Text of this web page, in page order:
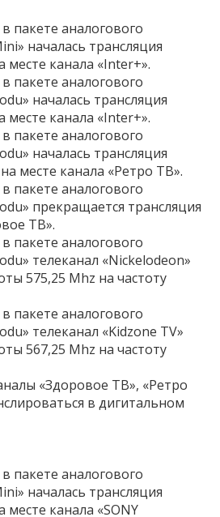
пакете аналогового
началась трансляция
месте канала «Inter+».
пакете аналогового
началась трансляция
месте канала «Inter+».
пакете аналогового
началась трансляция
месте канала «Ретро ТВ».
пакете аналогового
прекращается трансляция
ТВ».
пакете аналогового
телеканал «Nickelodeon»
575,25 Mhz на частоту
пакете аналогового
телеканал «Kidzone TV»
567,25 Mhz на частоту
«Здоровое ТВ», «Ретро
в дигитальном
пакете аналогового
началась трансляция
канала «SONY